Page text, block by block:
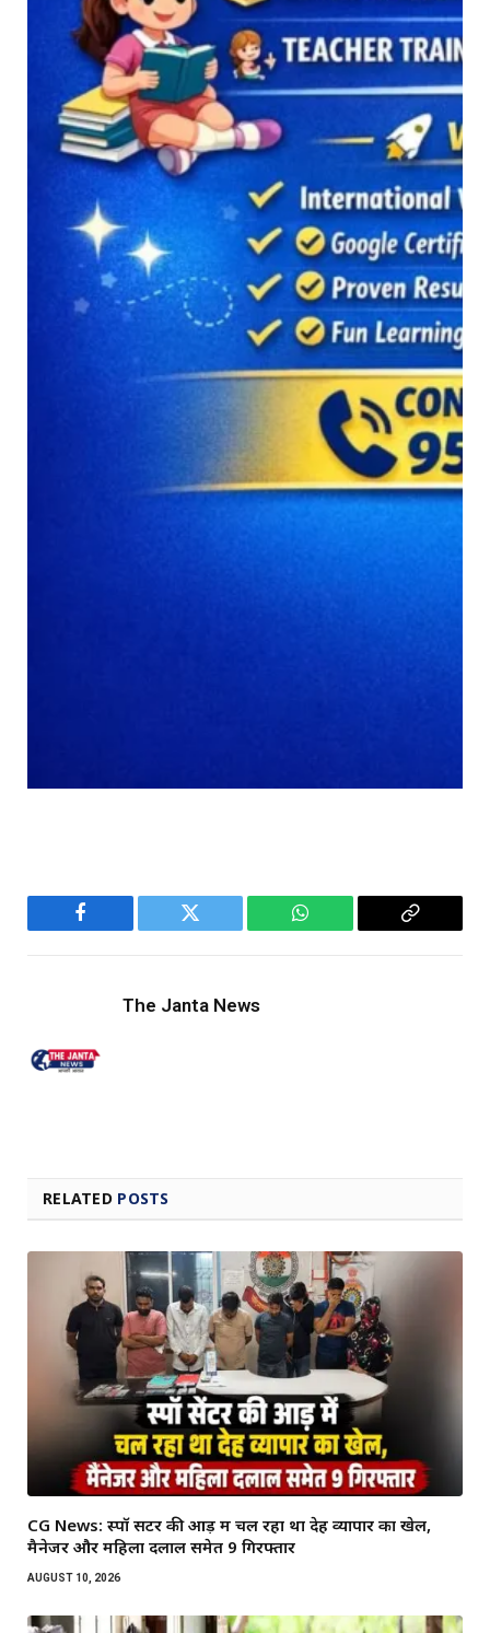
Facebook Twitter WhatsApp
Copy
The Janta News
RELATED POSTS
CG News: स्पॉ सेंटर की आड़ में चल रहा था देह व्यापार का खेल,
मैनेजर और महिला दलाल समेत 9 गिरफ्तार
AUGUST 10, 2026